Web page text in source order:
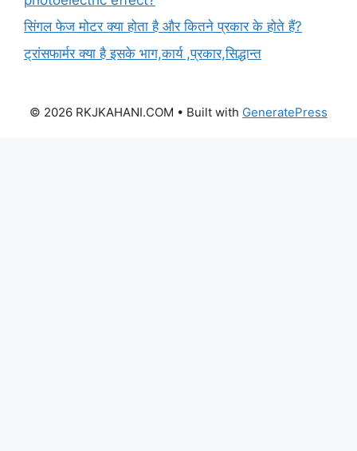
सिंगल फेज मोटर क्या होता है और कितने प्रकार के होते हैं?
ट्रांसफार्मर क्या है इसके भाग,कार्य ,प्रकार,सिद्धान्त
© 2026 RKJKAHANI.COM • Built with GeneratePress